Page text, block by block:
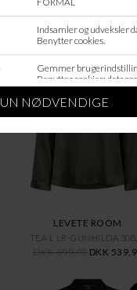
PHANTOM MMKILANA LS
DKK 699,95DKK
LEVETE ROOM
TEA L LR-GUNHILDA
DKK 899,95 DKK